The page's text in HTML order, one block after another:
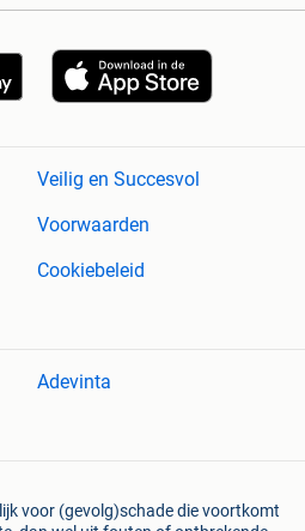
Veilig en Succesvol
Voorwaarden
Cookiebeleid
Adevinta
voor (gevolg)schade die voortkomt